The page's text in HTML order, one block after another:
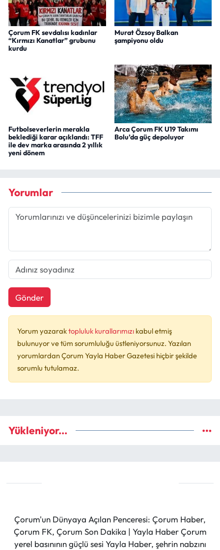
Çorum FK sevdalısı kadınlar
“Kırmızı Kanatlar” grubunu
kurdu
Murat Özsoy Balkan
şampiyonu oldu
Futbolseverlerin merakla
beklediği karar açıklandı: TFF
ile dev marka arasında 2 yıllık
yeni dönem
Arca Çorum FK U19 Takımı
Bolu’da güç depoluyor
Yorumlar
Gönder
Yorum yazaraktopluluk kurallarımızı kabul etmiş
bulunuyor ve tüm sorumluluğu üstleniyorsunuz. Yazılan
yorumlardan Çorum Yayla Haber Gazetesi hiçbir şekilde
sorumlu tutulamaz.
Yükleniyor...
Çorum'un Dünyaya Açılan Penceresi: Çorum Haber,
Çorum FK, Çorum Son Dakika | Yayla Haber Çorum
yerel basınının güçlü sesi Yayla Haber, şehrin nabzını